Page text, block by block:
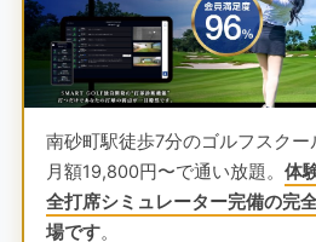
南砂町駅徒歩7分のゴルフスクー
月額19,800円〜で通い放題。 体
全打席シミュレーター完備の完
場です。